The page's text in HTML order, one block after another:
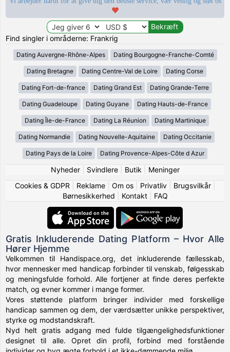
Find singler i områderne: Frankrig
Dating Auvergne-Rhône-Alpes Dating Bourgogne-Franche-Comté
Dating Bretagne Dating Centre-Val de Loire Dating Corse
Dating Fort-de-france Dating Grand Est Dating Grande-Terre
Dating Guadeloupe Dating Guyane Dating Hauts-de-France
Dating Île-de-France Dating La Réunion Dating Martinique
Dating Normandie Dating Nouvelle-Aquitaine Dating Occitanie
Dating Pays de la Loire Dating Provence-Alpes-Côte d Azur
Nyheder| Svindlere| Butik
Meninger
Cookies & GDPR
Reklame| Om os| Privatliv| Brugsvilkår|
Børnesikkerhed
Kontakt| FAQ
Gratis Inkluderende Dating Platform – Hvor Alle
Hører Hjemme
Velkommen til Handispace.org, det inkluderende fællesskab,
hvor mennesker med handicap forbinder til venskab, følgesskab
og meningsfulde forhold. Alle fortjener at finde deres perfekte
match, og evner kommer i mange former.
Vores støttende platform bringer individer med forskellige
handicap sammen og dem, der værdsætter unikke perspektiver,
styrke og modstandskraft.
Nyd helt gratis adgang med fulde tilgængelighedsfunktioner
designet til alle. Opret din profil, forbind med forstående